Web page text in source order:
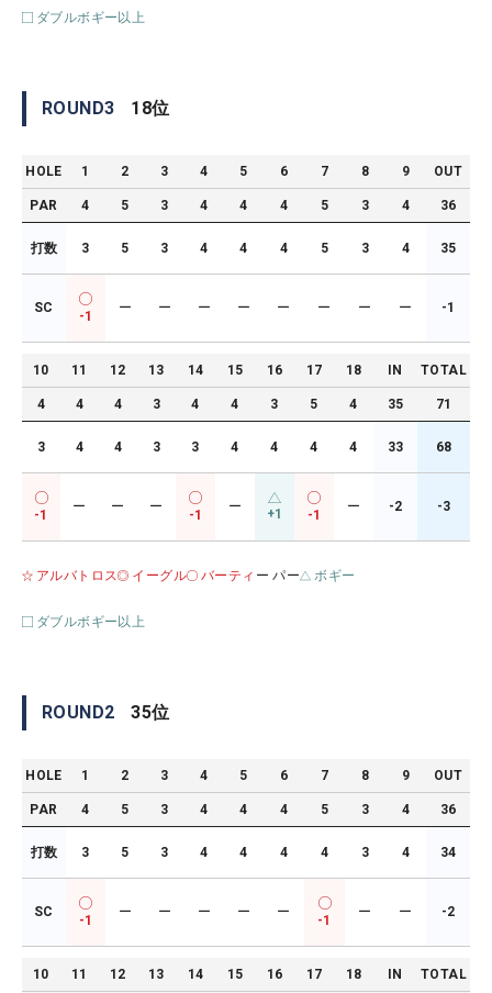
ダブルボギー以上
ROUND3 18位
HOLE 1 2 3 4 5 6 7 8 9 OUT
PAR 4 5 3 4 4 4 5 3 4 36
打数 3 5 3 4 4 4 5 3 4 35
SC
-1
ー ー ー ー ー ー ー ー -1
10 11 12 13 14 15 16 17 18 IN TOTAL
4 4 4 3 4 4 3 5 4 35 71
3 4 4 3 3 4 4 4 4 33 68
-1
ー ー ー
-1
ー +1 -1
ー -2 -3
アルバトロス イーグル バーティ ー パー ボギー
ダブルボギー以上
ROUND2 35位
HOLE 1 2 3 4 5 6 7 8 9 OUT
PAR 4 5 3 4 4 4 5 3 4 36
打数 3 5 3 4 4 4 4 3 4 34
SC
-1
ー ー ー ー ー
-1
ー ー -2
10 11 12 13 14 15 16 17 18 IN TOTAL